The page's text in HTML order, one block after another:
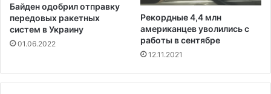
т
р
в
е
и
а
Байден одобрил отправку
передовых ракетных
систем в Украину
01.06.2022
Рекордные 4,4 млн
американцев уволились с
работы в сентябре
12.11.2021